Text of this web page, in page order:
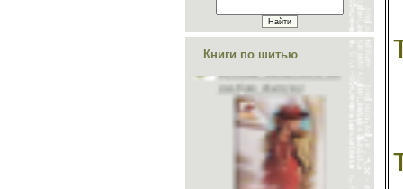
Книги по шитью
Делаем выкройки на
Школа шитья